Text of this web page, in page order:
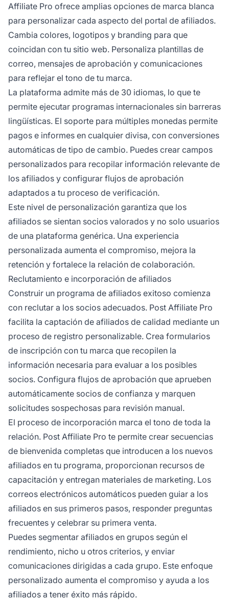
Affiliate Pro ofrece amplias opciones de marca blanca
para personalizar cada aspecto del portal de afiliados.
Cambia colores, logotipos y branding para que
coincidan con tu sitio web. Personaliza plantillas de
correo, mensajes de aprobación y comunicaciones
para reflejar el tono de tu marca.
La plataforma admite más de 30 idiomas, lo que te
permite ejecutar programas internacionales sin barreras
lingüísticas. El soporte para múltiples monedas permite
pagos e informes en cualquier divisa, con conversiones
automáticas de tipo de cambio. Puedes crear campos
personalizados para recopilar información relevante de
los afiliados y configurar flujos de aprobación
adaptados a tu proceso de verificación.
Este nivel de personalización garantiza que los
afiliados se sientan socios valorados y no solo usuarios
de una plataforma genérica. Una experiencia
personalizada aumenta el compromiso, mejora la
retención y fortalece la relación de colaboración.
Reclutamiento e incorporación de afiliados
Construir un programa de afiliados exitoso comienza
con reclutar a los socios adecuados. Post Affiliate Pro
facilita la captación de afiliados de calidad mediante un
proceso de registro personalizable. Crea formularios
de inscripción con tu marca que recopilen la
información necesaria para evaluar a los posibles
socios. Configura flujos de aprobación que aprueben
automáticamente socios de confianza y marquen
solicitudes sospechosas para revisión manual.
El proceso de incorporación marca el tono de toda la
relación. Post Affiliate Pro te permite crear secuencias
de bienvenida completas que introducen a los nuevos
afiliados en tu programa, proporcionan recursos de
capacitación y entregan materiales de marketing. Los
correos electrónicos automáticos pueden guiar a los
afiliados en sus primeros pasos, responder preguntas
frecuentes y celebrar su primera venta.
Puedes segmentar afiliados en grupos según el
rendimiento, nicho u otros criterios, y enviar
comunicaciones dirigidas a cada grupo. Este enfoque
personalizado aumenta el compromiso y ayuda a los
afiliados a tener éxito más rápido.